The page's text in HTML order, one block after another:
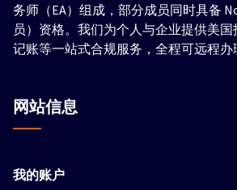
务师（EA）组成，部分成员同时具备
员）资格。我们为个人与企业提供美
记账等一站式合规服务，全程可远程办
网站信息
我的账户